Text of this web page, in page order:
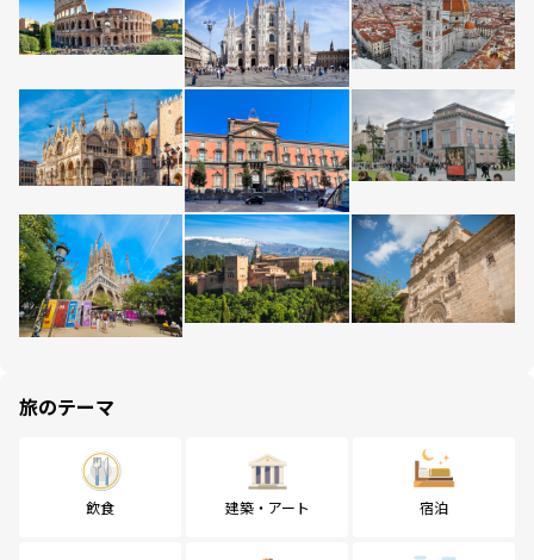
旅のテーマ
飲食 建築・アート 宿泊